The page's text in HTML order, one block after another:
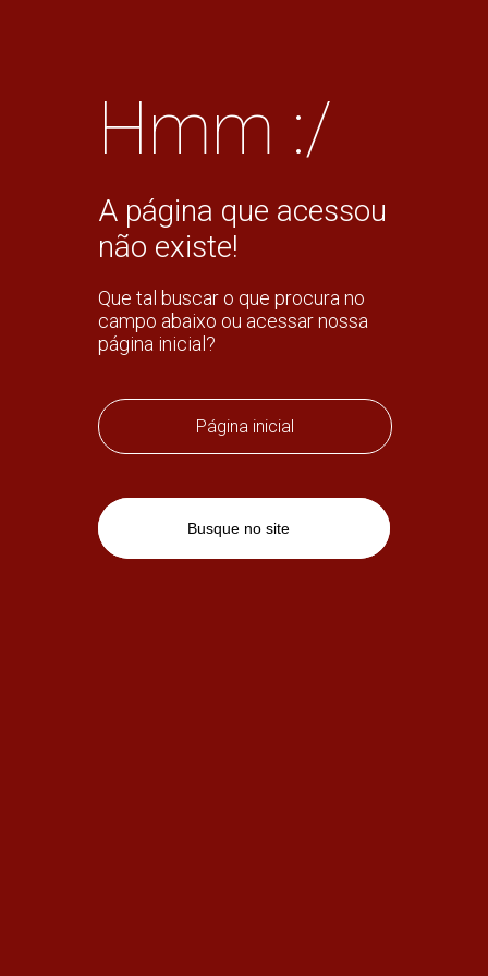
Hmm :/
A página que acessou
não existe!
Que tal buscar o que procura no
campo abaixo ou acessar nossa
página inicial?
Página inicial